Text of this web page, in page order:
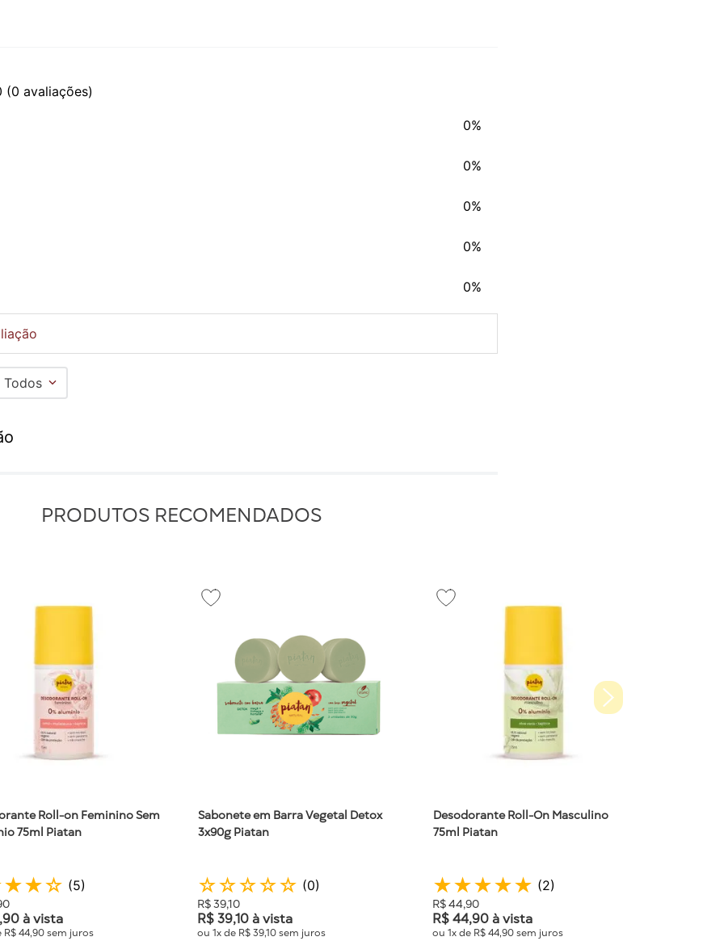
(0 avaliações)
0%
0%
0%
0%
0%
Todos
PRODUTOS RECOMENDADOS
Roll-on Feminino Sem
75ml Piatan
★★☆ (5)
90à vista
R$ 44,90sem juros
Sabonete em Barra Vegetal Detox
3x90g Piatan
☆☆☆☆☆ (0)
R$39,10
R$39,10à vista
ou 1x de R$39,10sem juros
Desodorante Roll-On Masculino
75ml Piatan
★★★★★ (2)
R$44,90
R$ 44,90à vista
ou 1x de R$ 44,90sem juros